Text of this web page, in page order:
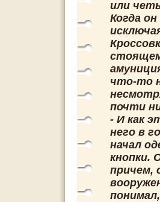
или
Когда
что-то
почти
- И как
него в
начал
кнопки.
причем,